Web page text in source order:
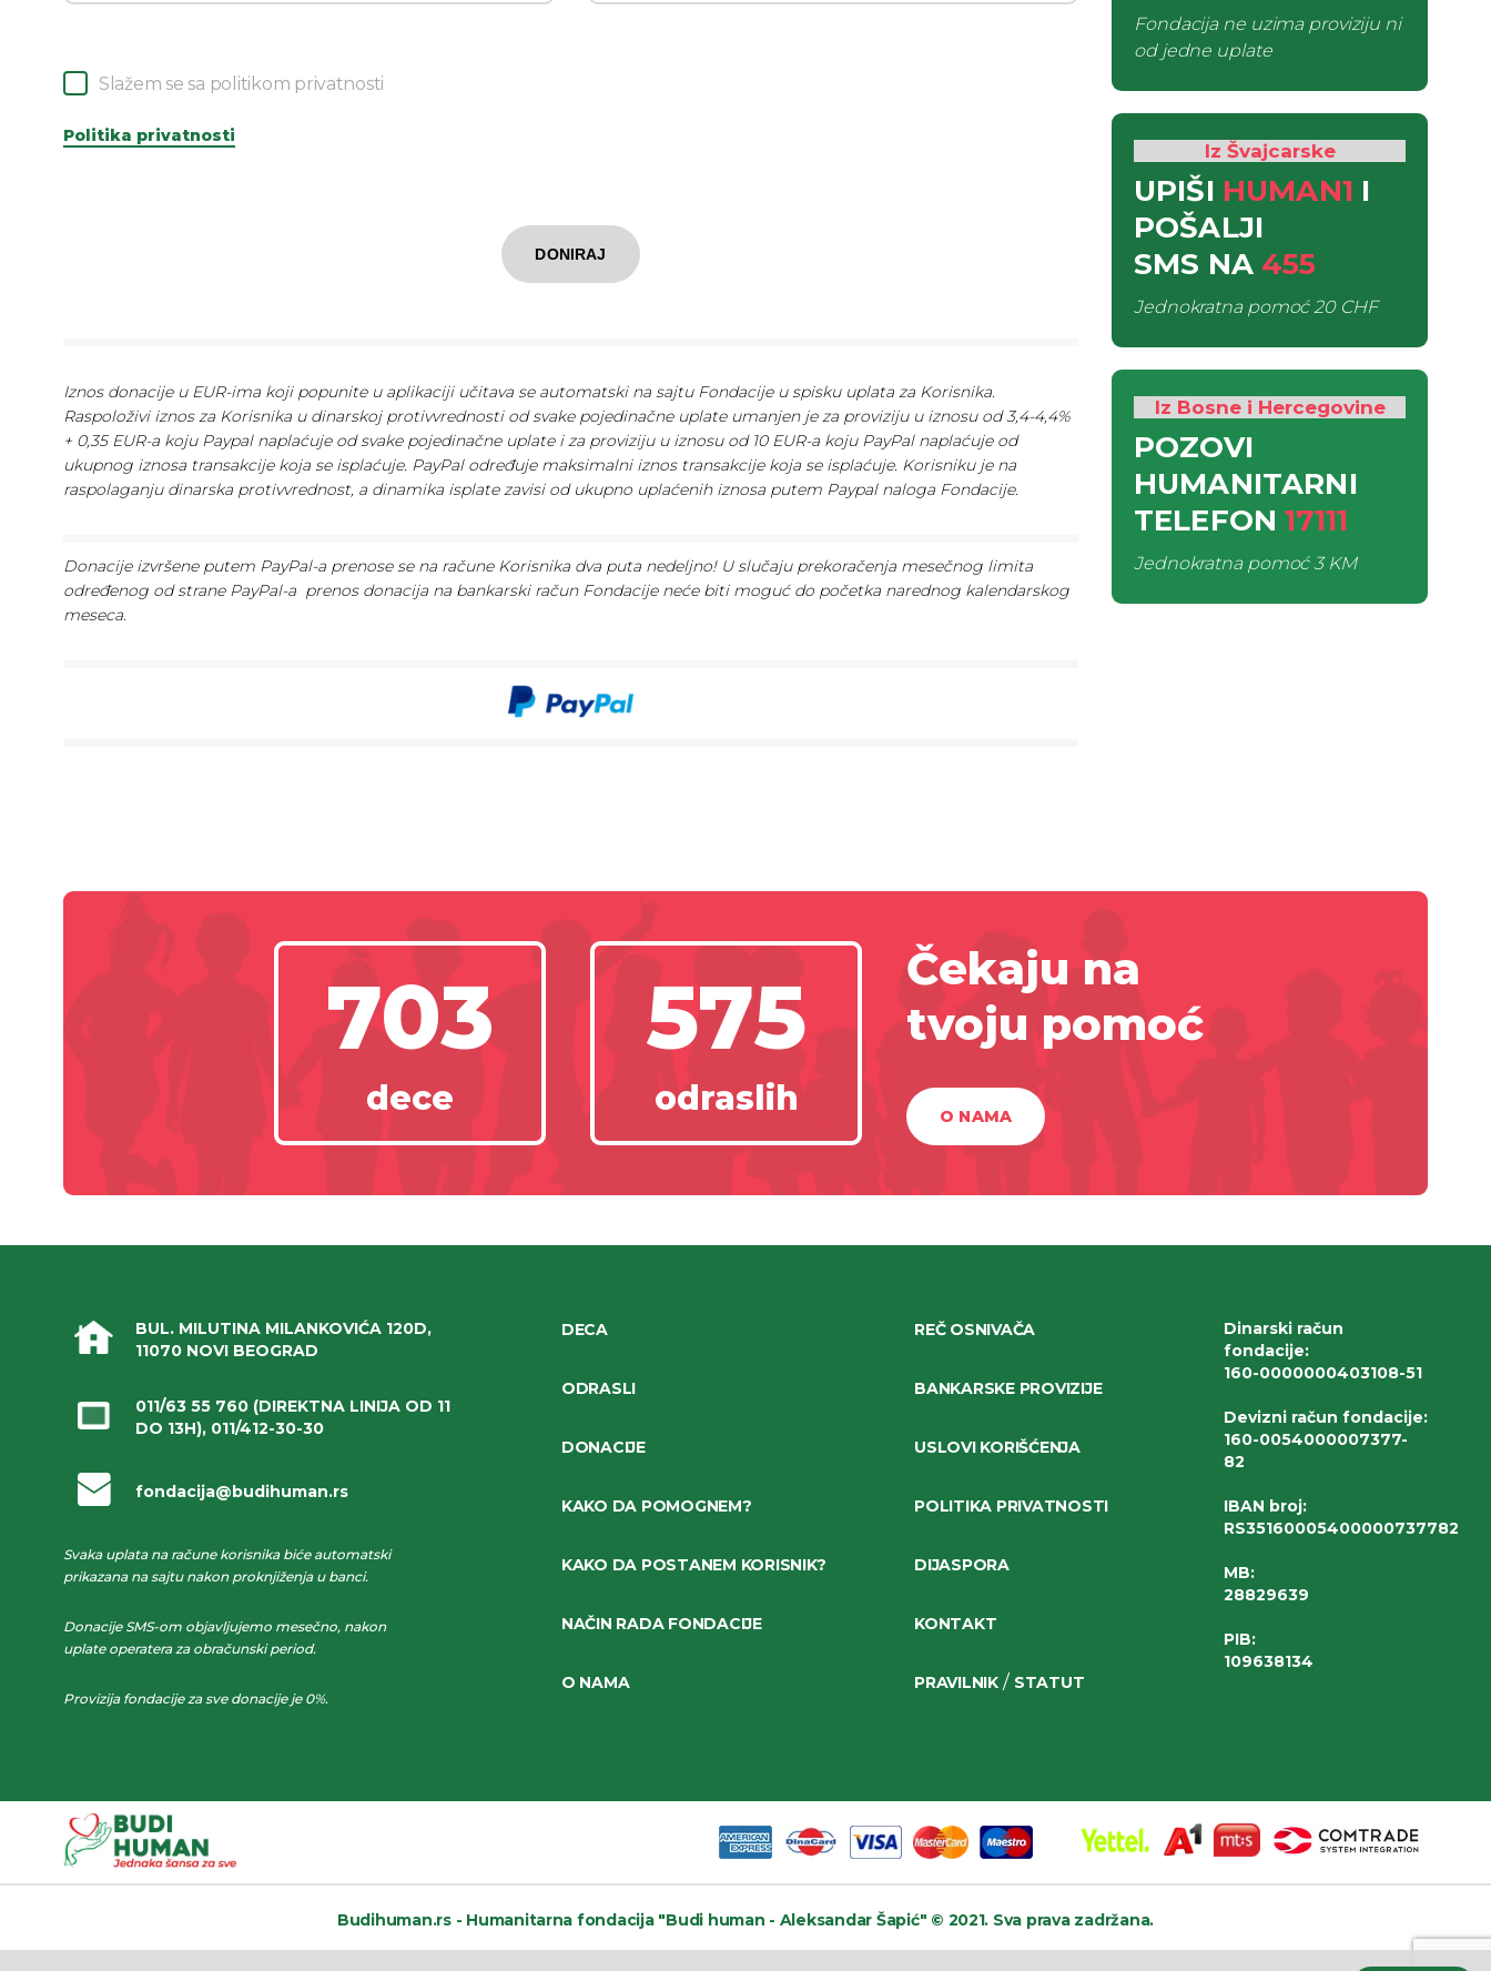
Slažem se sa politikom privatnosti
Politika privatnosti
DONIRAJ
Iznos donacije u EUR-ima koji popunite u aplikaciji učitava se automatski na sajtu Fondacije u spisku uplata za Korisnika.
Raspoloživi iznos za Korisnika u dinarskoj protivvrednosti od svake pojedinačne uplate umanjen je za proviziju u iznosu od 3,4-4,4%
+ 0,35 EUR-a koju Paypal naplaćuje od svake pojedinačne uplate i za proviziju u iznosu od 10 EUR-a koju PayPal naplaćuje od
ukupnog iznosa transakcije koja se isplaćuje. PayPal određuje maksimalni iznos transakcije koja se isplaćuje. Korisniku je na
raspolaganju dinarska protivvrednost, a dinamika isplate zavisi od ukupno uplaćenih iznosa putem Paypal naloga Fondacije.
Donacije izvršene putem PayPal-a prenose se na račune Korisnika dva puta nedeljno! U slučaju prekoračenja mesečnog limita
određenog od strane PayPal-a prenos donacija na bankarski račun Fondacije neće biti moguć do početka narednog kalendarskog
meseca.
Fondacija ne uzima proviziju ni
od jedne uplate
Iz Švajcarske
UPIŠI HUMAN1 I
POŠALJI
SMS NA 455
Jednokratna pomoć20 CHF
Iz Bosne i Hercegovine
POZOVI
HUMANITARNI
TELEFON 17111
Jednokratna pomoć3 KM
703
dece
575
odraslih
Čekaju na
tvoju pomoć
O NAMA
BUL. MILUTINA MILANKOVIĆA 120D,
11070 NOVI BEOGRAD
011/63 55 760 (DIREKTNA LINIJA OD 11
DO 13H), 011/412-30-30
fondacija@budihuman.rs
Svaka uplata na račune korisnika biće automatski
prikazana na sajtu nakon proknjiženja u banci.
Donacije SMS-om objavljujemo mesečno, nakon
uplate operatera za obračunski period.
Provizija fondacije za sve donacije je 0%.
DECA
ODRASLI
DONACIJE
KAKO DA POMOGNEM?
KAKO DA POSTANEM KORISNIK?
NAČIN RADA FONDACIJE
O NAMA
REČ OSNIVAČA
BANKARSKE PROVIZIJE
USLOVI KORIŠĆENJA
POLITIKA PRIVATNOSTI
DIJASPORA
KONTAKT
PRAVILNIK/ STATUT
Dinarski račun
fondacije:
160-0000000403108-51
Devizni račun fondacije:
160-0054000007377-
82
IBAN broj:
RS35160005400000737782
MB:
28829639
PIB:
109638134
Budihuman.rs - Humanitarna fondacija"Budi human - Aleksandar Šapić" © 2021. Sva prava zadržana.